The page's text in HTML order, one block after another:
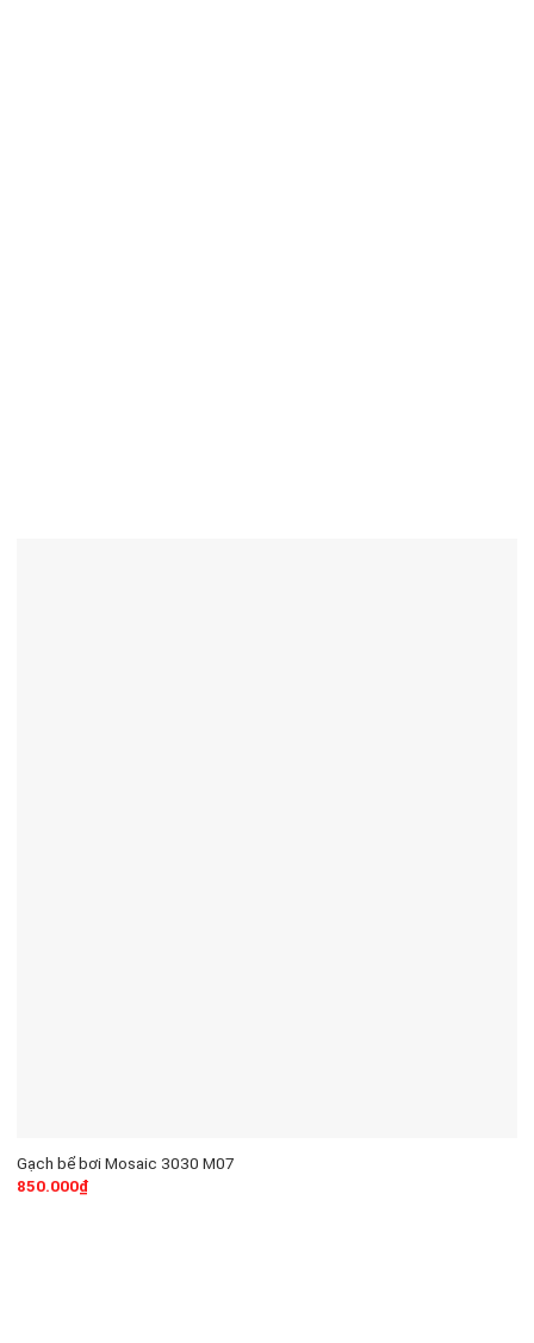
Gạch bể bơi Mosaic 3030 M07
850.000₫